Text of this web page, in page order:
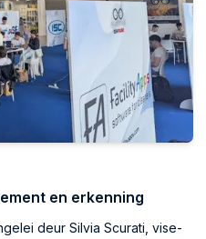
en erkenning
deur Silvia Scurati, vise-